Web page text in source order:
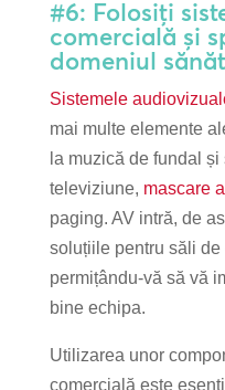
#6: Folosiți
comercială și
domeniul
Sistemele
mai multe elemente
la muzică de fundal
televiziune, mascare
paging. AV intră, de
soluțiile pentru săli
permițându-vă să vă
bine echipa.
Utilizarea unor
comercială este